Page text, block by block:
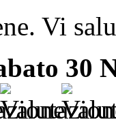
Vi
30